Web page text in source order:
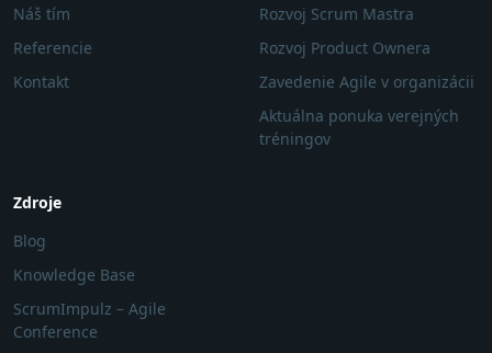
Náš tím
Referencie
Kontakt
Rozvoj Scrum Mastra
Rozvoj Product Ownera
Zavedenie Agile v organizácii
Aktuálna ponuka verejných
tréningov
Zdroje
Blog
Knowledge Base
ScrumImpulz – Agile
Conference